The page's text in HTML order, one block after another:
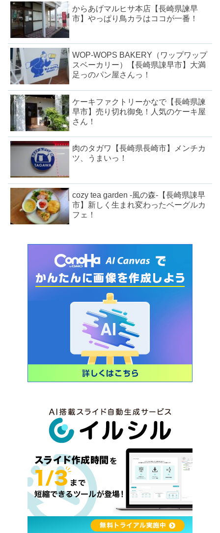
からあげマルヒサ本店【長崎県諫早
市】やっぱり鳥カラはココが一番！
WOP-WOPS BAKERY（ワップワップ
スベーカリー）【長崎県諌早市】大満
足っのパン屋さんっ！
ケーキファクトリーかなで【長崎県諫
早市】売り切れ御免！人気のケーキ屋
さん！
肉のタガワ【長崎県長崎市】メンチカ
ツ、うまいっ！
cozy tea garden -風の森-【長崎県諌早
市】新しく生まれ変わったベーグルカ
フェ！